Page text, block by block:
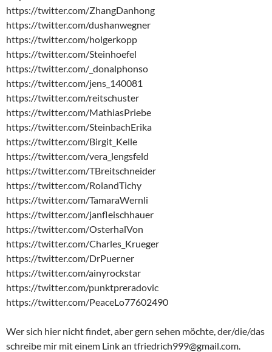
https://twitter.com/ZhangDanhong
https://twitter.com/dushanwegner
https://twitter.com/holgerkopp
https://twitter.com/Steinhoefel
https://twitter.com/_donalphonso
https://twitter.com/jens_140081
https://twitter.com/reitschuster
https://twitter.com/MathiasPriebe
https://twitter.com/SteinbachErika
https://twitter.com/Birgit_Kelle
https://twitter.com/vera_lengsfeld
https://twitter.com/TBreitschneider
https://twitter.com/RolandTichy
https://twitter.com/TamaraWernli
https://twitter.com/janfleischhauer
https://twitter.com/OsterhalVon
https://twitter.com/Charles_Krueger
https://twitter.com/DrPuerner
https://twitter.com/ainyrockstar
https://twitter.com/punktpreradovic
https://twitter.com/PeaceLo77602490
Wer sich hier nicht findet, aber gern sehen möchte, der/die/das
schreibe mir mit einem Link an tfriedrich999@gmail.com.